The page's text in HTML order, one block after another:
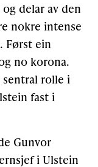
delar av den
nokre intense
Først ein
no korona.
sentral rolle i
fast i
Gunvor
i Ulstein